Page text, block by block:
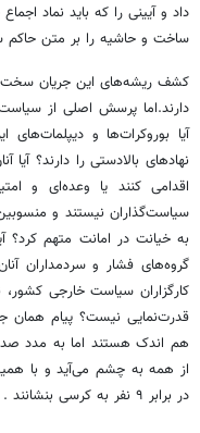
داد و آیینی را که باید نماد
ساخت و حاشیه را بر متن
کشف ریشه‌های این جریان سخت
دارند.اما پرسش اصلی از
آیا بوروکرات‌ها و
نهادهای بالادستی را دارند؟
اقدامی کنند یا وعده‌ای و
سیاست‌گذاران نیستند و
به خیانت در امانت متهم کرد؟
گروه‌های فشار و سردمداران
کارگزاران سیاست خارجی کشور،
قدرت‌نمایی نیست؟ پیام همان
هم اندک هستند اما به مدد
از همه به چشم می‌آید و با
در برابر ۹ نفر به کرسی بنشانند .